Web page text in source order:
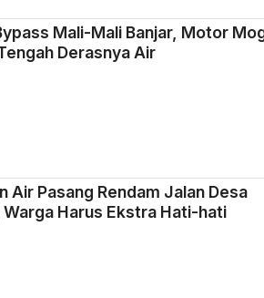
Mali-Mali Banjar, Motor
Derasnya Air
Air Pasang Rendam Jalan Desa
Warga Harus Ekstra Hati-hati